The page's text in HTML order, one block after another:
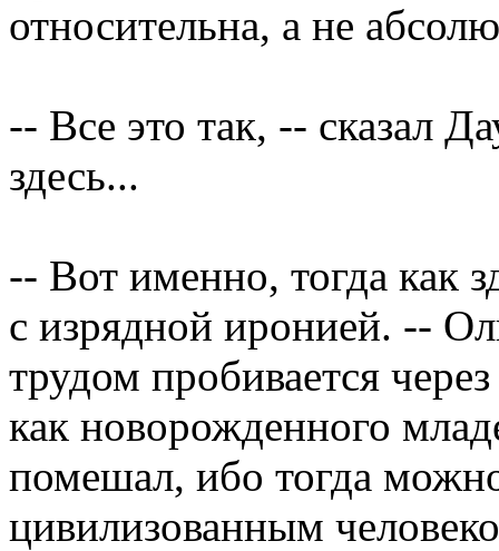
относительна, а не
-- Все это так, -- сказал
здесь...
-- Вот именно, тогда как
с изрядной иронией. --
трудом пробивается
как новорожденного
помешал, ибо тогда
цивилизованным